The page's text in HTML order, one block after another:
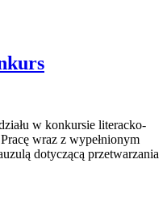
w konkursie literacko-
wraz z wypełnionym
dotyczącą przetwarzania